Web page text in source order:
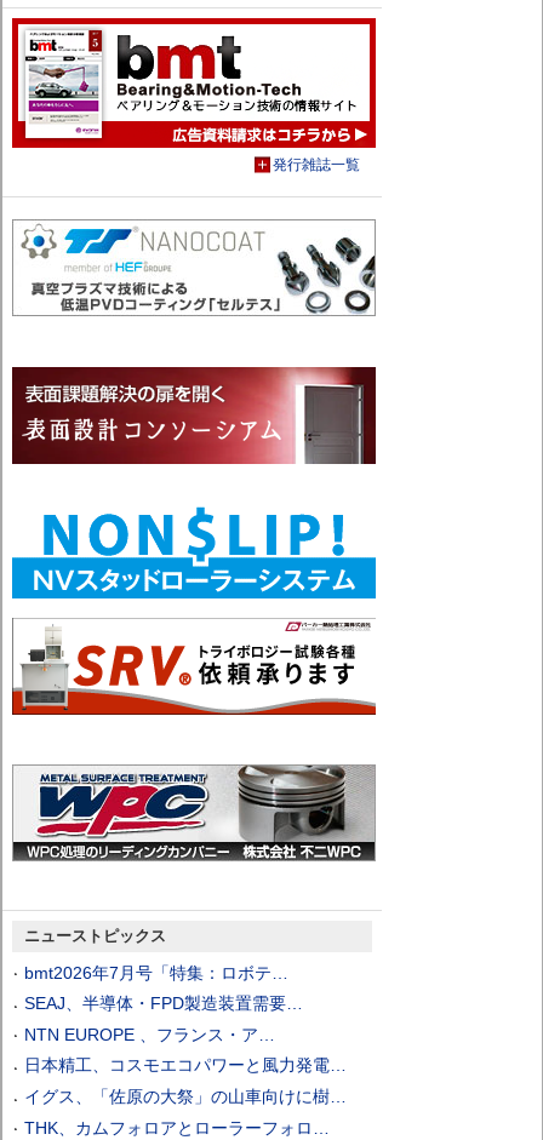
発行雑誌一覧
ニューストピックス
bmt2026年7月号「特集：ロボテ…
SEAJ、半導体・FPD製造装置需要…
NTN EUROPE 、フランス・ア…
日本精工、コスモエコパワーと風力発電…
イグス、「佐原の大祭」の山車向けに樹…
THK、カムフォロアとローラーフォロ…